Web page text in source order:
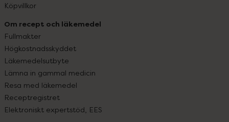
Köpvillkor
Om recept och läkemedel
Fullmakter
Högkostnadsskyddet
Läkemedelsutbyte
Lämna in gammal medicin
Resa med läkemedel
Receptregistret
Elektroniskt expertstöd, EES